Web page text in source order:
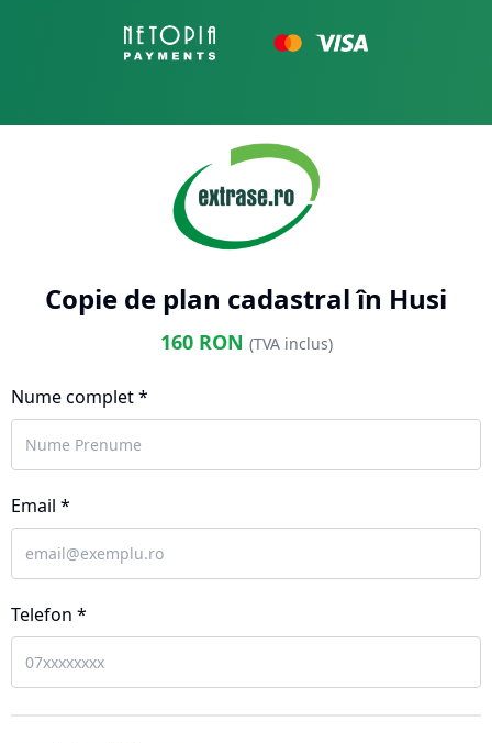
Copie de plan cadastral în Husi
160RON (TVA inclus)
Nume complet *
Email *
Telefon *